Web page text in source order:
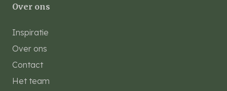
Over ons
Inspiratie
Over ons
Contact
Het team